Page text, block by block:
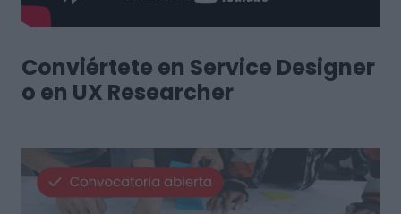
Conviértete en Service Designer
o en UX Researcher